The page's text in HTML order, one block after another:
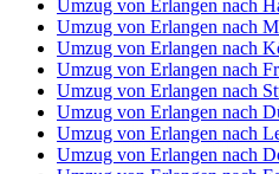
Umzug von Erlangen nach
Umzug von Erlangen nach
Umzug von Erlangen nach
Umzug von Erlangen nach
Umzug von Erlangen nach
Umzug von Erlangen nach
Umzug von Erlangen nach
Umzug von Erlangen nach